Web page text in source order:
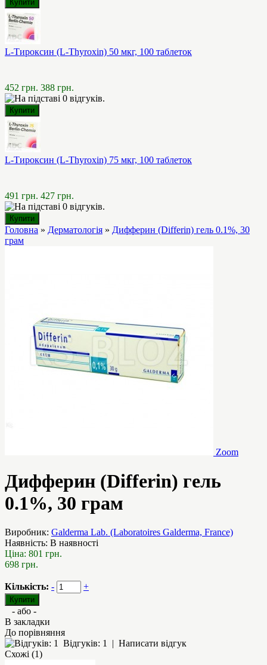
L-Тироксин (L-Thyroxin) 50 мкг, 100 таблеток
452 грн. 388 грн.
L-Тироксин (L-Thyroxin) 75 мкг, 100 таблеток
491 грн. 427 грн.
Головна » Дерматологія » Дифферин (Differin) гель 0.1%, 30
грам
Zoom
Дифферин (Differin) гель
0.1%, 30 грам
Виробник: Galderma Lab. (Laboratoires Galderma, France)
Наявність: В наявності
Ціна: 801 грн.
698 грн.
Кількість: - +
- або -
В закладки
До порівняння
Відгуків: 1 | Написати відгук
Схожі (1)